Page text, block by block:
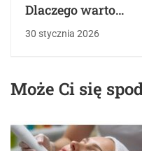
Dlaczego warto
wybrać kursy
online Centrum
30 stycznia 2026
Może Ci się